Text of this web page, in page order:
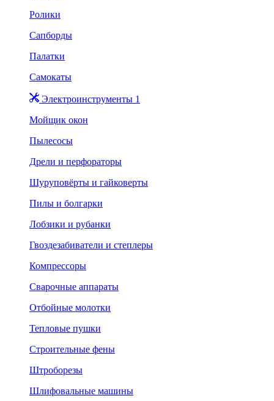
Ролики
Сапборды
Палатки
Самокаты
Электроинструменты 1
Мойщик окон
Пылесосы
Дрели и перфораторы
Шуруповёрты и гайковерты
Пилы и болгарки
Лобзики и рубанки
Гвоздезабиватели и степлеры
Компрессоры
Сварочные аппараты
Отбойные молотки
Тепловые пушки
Строительные фены
Штроборезы
Шлифовальные машины